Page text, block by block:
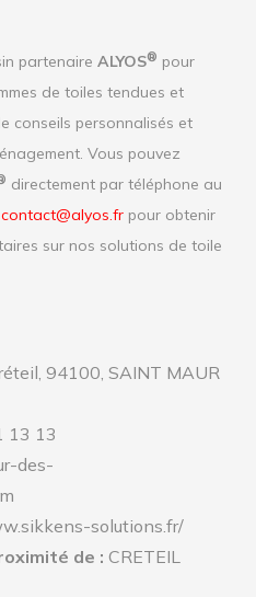
partenaire ALYOS® pour
de toiles tendues et
conseils personnalisés et
Vous pouvez
directement par téléphone au
contact@alyos.fr pour obtenir
sur nos solutions de toile
94100, SAINT MAUR
13 13
des-
solutions.fr/
de : CRETEIL